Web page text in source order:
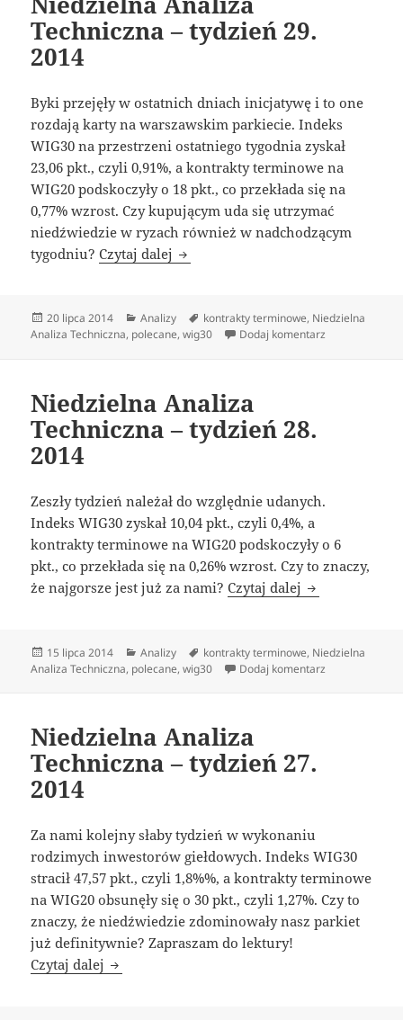
Techniczna – tydzień 29.
2014
Byki przejęły w ostatnich dniach inicjatywę i to one
rozdają karty na warszawskim parkiecie. Indeks
WIG30 na przestrzeni ostatniego tygodnia zyskał
23,06 pkt., czyli 0,91%, a kontrakty terminowe na
WIG20 podskoczyły o 18 pkt., co przekłada się na
0,77% wzrost. Czy kupującym uda się utrzymać
niedźwiedzie w ryzach również w nadchodzącym
tygodniu?Czytaj dalej Niedzielna Analiza Techniczna –
Data
publikacji
20 lipca 2014 Kategorie
Analizy Tagi
kontrakty terminowe, Niedzielna
Analiza Techniczna, polecane,wig30 Dodaj komentarz
Niedzielna Analiza
Techniczna – tydzień 28.
2014
Zeszły tydzień należał do względnie udanych.
Indeks WIG30 zyskał 10,04 pkt., czyli 0,4%, a
kontrakty terminowe na WIG20 podskoczyły o 6
pkt., co przekłada się na 0,26% wzrost. Czy to znaczy,
że najgorsze jest już za nami?Czytaj dalej Niedzielna
Data
publikacji
15 lipca 2014 Kategorie
Analizy Tagi
kontrakty terminowe, Niedzielna
Analiza Techniczna, polecane,wig30 Dodaj komentarz
Niedzielna Analiza
Techniczna – tydzień 27.
2014
Za nami kolejny słaby tydzień w wykonaniu
rodzimych inwestorów giełdowych. Indeks WIG30
stracił 47,57 pkt., czyli 1,8%%, a kontrakty terminowe
na WIG20 obsunęły się o 30 pkt., czyli 1,27%. Czy to
znaczy, że niedźwiedzie zdominowały nasz parkiet
już definitywnie? Zapraszam do lektury!
Czytaj dalej Niedzielna Analiza Techniczna – tydzień 27.